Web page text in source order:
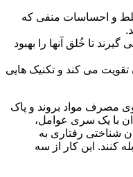
و احساسات منفی که
تا خُلق آنها را بهبود
تقویت می کند و تکنیک هایی
مصرف مواد بروند و پاک
با یک سری عوامل،
شناختی رفتاری به
کنند. این کار از سه